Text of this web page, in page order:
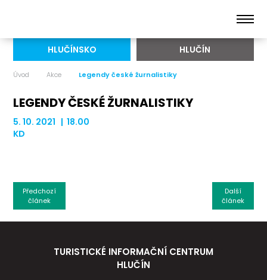
HLUČÍNSKO HLUČÍN
Úvod Akce Legendy české žurnalistiky
LEGENDY ČESKÉ ŽURNALISTIKY
5. 10. 2021 | 18.00
KD
Další
článek
Předchozí
článek
TURISTICKÉ INFORMAČNÍ CENTRUM
HLUČÍN